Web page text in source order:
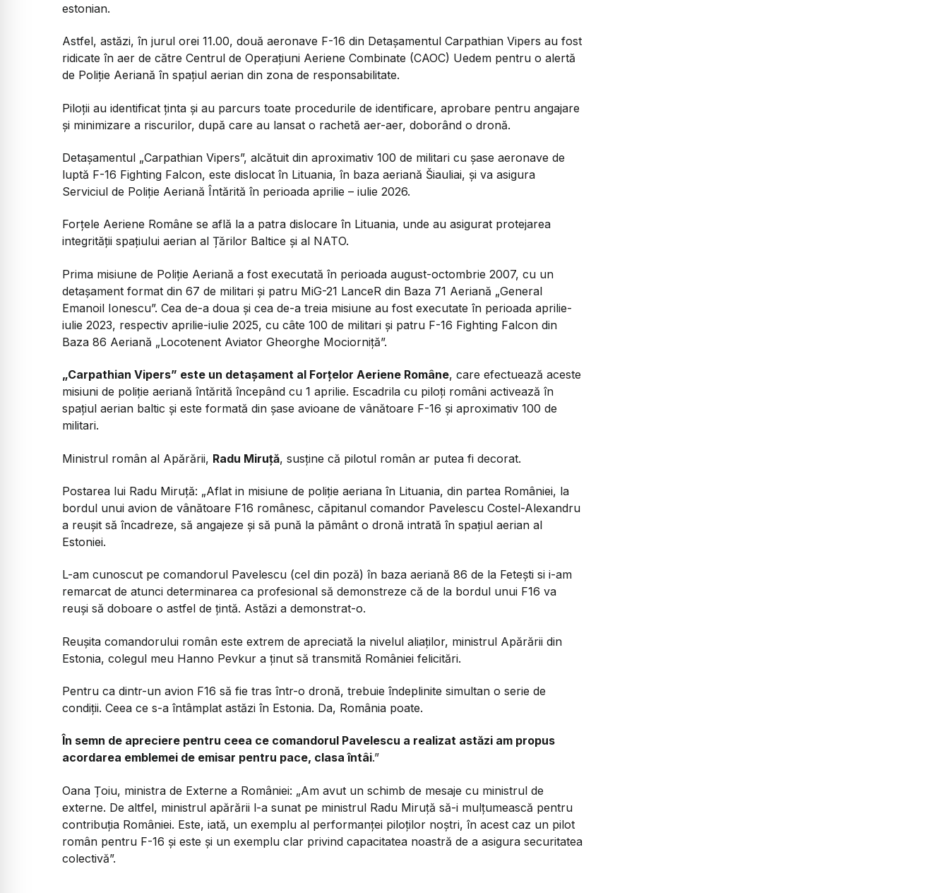
estonian.
Astfel, astăzi, în jurul orei 11.00, două aeronave F-16 din Detașamentul Carpathian Vipers au fost
ridicate în aer de către Centrul de Operațiuni Aeriene Combinate (CAOC) Uedem pentru o alertă
de Poliție Aeriană în spațiul aerian din zona de responsabilitate.
Piloții au identificat ținta și au parcurs toate procedurile de identificare, aprobare pentru angajare
și minimizare a riscurilor, după care au lansat o rachetă aer-aer, doborând o dronă.
Detașamentul „Carpathian Vipers”, alcătuit din aproximativ 100 de militari cu şase aeronave de
luptă F-16 Fighting Falcon, este dislocat în Lituania, în baza aeriană Šiauliai, și va asigura
Serviciul de Poliție Aeriană Întărită în perioada aprilie – iulie 2026.
Forțele Aeriene Române se află la a patra dislocare în Lituania, unde au asigurat protejarea
integrității spațiului aerian al Țărilor Baltice și al NATO.
Prima misiune de Poliție Aeriană a fost executată în perioada august-octombrie 2007, cu un
detașament format din 67 de militari și patru MiG-21 LanceR din Baza 71 Aeriană „General
Emanoil Ionescu”. Cea de-a doua și cea de-a treia misiune au fost executate în perioada aprilie-
iulie 2023, respectiv aprilie-iulie 2025, cu câte 100 de militari și patru F-16 Fighting Falcon din
Baza 86 Aeriană „Locotenent Aviator Gheorghe Mociorniță”.
„Carpathian Vipers” este un detașament al Forțelor Aeriene Române, care efectuează aceste
misiuni de poliție aeriană întărită începând cu 1 aprilie. Escadrila cu piloți români activează în
spațiul aerian baltic și este formată din șase avioane de vânătoare F-16 și aproximativ 100 de
militari.
Ministrul român al Apărării, Radu Miruță, susține că pilotul român ar putea fi decorat.
Postarea lui Radu Miruță: „Aflat in misiune de poliție aeriana în Lituania, din partea României, la
bordul unui avion de vânătoare F16 românesc, căpitanul comandor Pavelescu Costel-Alexandru
a reușit să încadreze, să angajeze și să pună la pământ o dronă intrată în spațiul aerian al
Estoniei.
L-am cunoscut pe comandorul Pavelescu (cel din poză) în baza aeriană 86 de la Fetești si i-am
remarcat de atunci determinarea ca profesional să demonstreze că de la bordul unui F16 va
reuși să doboare o astfel de țintă. Astăzi a demonstrat-o.
Reușita comandorului român este extrem de apreciată la nivelul aliaților, ministrul Apărării din
Estonia, colegul meu Hanno Pevkur a ținut să transmită României felicitări.
Pentru ca dintr-un avion F16 să fie tras într-o dronă, trebuie îndeplinite simultan o serie de
condiții. Ceea ce s-a întâmplat astăzi în Estonia. Da, România poate.
În semn de apreciere pentru ceea ce comandorul Pavelescu a realizat astăzi am propus
acordarea emblemei de emisar pentru pace, clasa întâi.”
Oana Țoiu, ministra de Externe a României: „Am avut un schimb de mesaje cu ministrul de
externe. De altfel, ministrul apărării l-a sunat pe ministrul Radu Miruță să-i mulțumească pentru
contribuția României. Este, iată, un exemplu al performanței piloților noștri, în acest caz un pilot
român pentru F-16 și este și un exemplu clar privind capacitatea noastră de a asigura securitatea
colectivă”.